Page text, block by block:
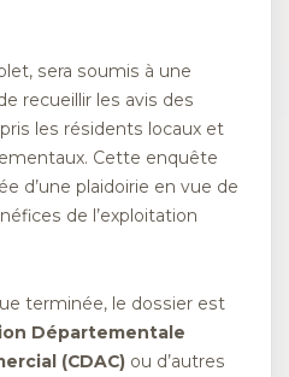
sera soumis à une
recueillir les avis des
les résidents locaux et
Cette enquête
d’une plaidoirie en vue de
de l’exploitation
terminée, le dossier est
Départementale
(CDAC) ou d’autres